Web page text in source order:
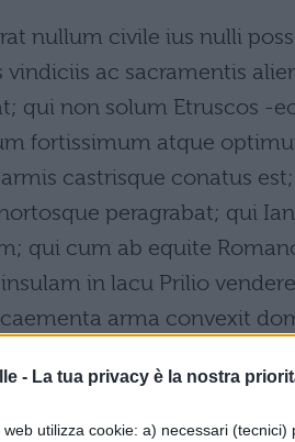
- La tua privacy è la nostra
utilizza cookie: a) necessari
nullum civile ius nulli
ac sacramentis
qui non solum Etruscos -
fortissimum atque
castrisque conatus
peragrabat; qui
qui cum ab equite
in lacu Prilio
arma convexit
aedificium in alieno;